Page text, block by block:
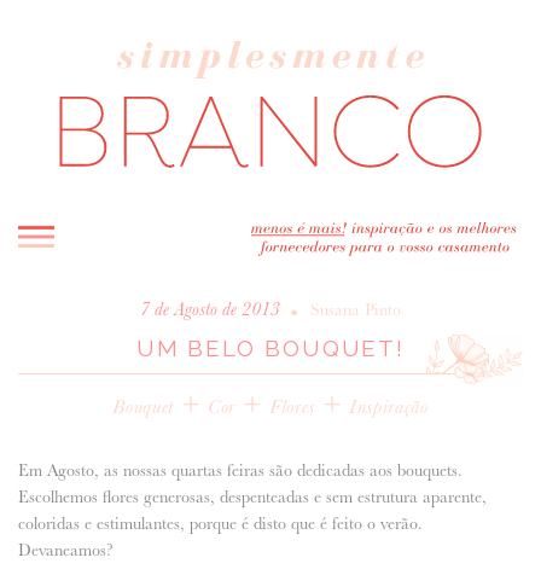
INICIO
BLOG
CASAVA-ME AQUI!
FORNECEDORES RECOMENDADOS
7 de Agosto de 2013 • Susana Pinto
UM BELO BOUQUET!
Bouquet + Cor + Flores +Inspiração
Em Agosto, as nossas quartas feiras são dedicadas aos bouquets.
Escolhemos flores generosas, despenteadas e sem estrutura aparente,
coloridas e estimulantes, porque é disto que é feito o verão.
Devaneamos?